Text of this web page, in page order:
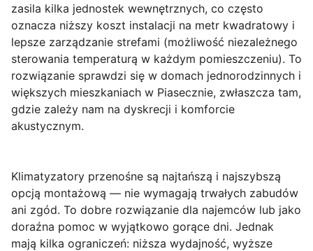
zasila kilka jednostek wewnętrznych, co często
oznacza niższy koszt instalacji na metr kwadratowy i
lepsze zarządzanie strefami (możliwość niezależnego
sterowania temperaturą w każdym pomieszczeniu). To
rozwiązanie sprawdzi się w domach jednorodzinnych i
większych mieszkaniach w Piasecznie, zwłaszcza tam,
gdzie zależy nam na dyskrecji i komforcie
akustycznym.
Klimatyzatory przenośne są najtańszą i najszybszą
opcją montażową — nie wymagają trwałych zabudów
ani zgód. To dobre rozwiązanie dla najemców lub jako
doraźna pomoc w wyjątkowo gorące dni. Jednak
mają kilka ograniczeń: niższa wydajność, wyższe